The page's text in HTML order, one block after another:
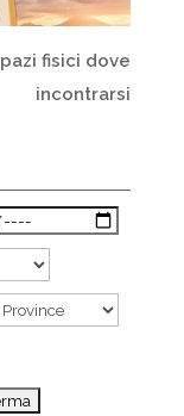
fisici dove
incontrarsi